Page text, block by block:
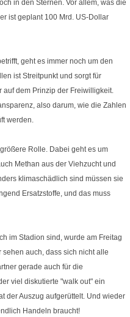
in den Sternen. Vor allem, was die
ist geplant 100 Mrd. US-Dollar
geht es immer noch um den
ist Streitpunkt und sorgt für
dem Prinzip der Freiwilligkeit.
also darum, wie die Zahlen
werden.
Rolle. Dabei geht es um
Methan aus der Viehzucht und
klimaschädlich sind müssen sie
Ersatzstoffe, und das muss
im Stadion sind, wurde am Freitag
auch, dass sich nicht alle
gerade auch für die
viel diskutierte "walk out" ein
der Auszug aufgerüttelt. Und wieder
Handeln braucht!